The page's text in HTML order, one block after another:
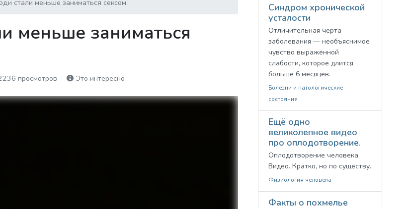
стали меньше заниматься сексом.
меньше заниматься
просмотров Это интересно
Синдром хронической
усталости
Отличительная черта
заболевания — необъяснимое
чувство выраженной
слабости, которое длится
больше 6 месяцев.
Болезни и патологические
состояния
Ещё одно
великолепное видео
про оплодотворение.
Оплодотворение человека.
Видео. Кратко, но по существу.
Физиология человека
Факты о похмелье